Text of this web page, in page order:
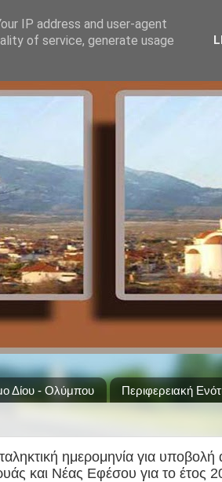
Δίου - Ολύμπου Περιφερειακή
ημερομηνία για υποβολή
και Νέας Εφέσου για το έτος
IP address and user-agent
of service, generate usage